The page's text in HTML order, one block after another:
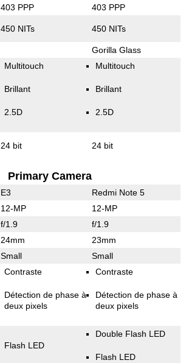
403 PPP 403 PPP
450 NITs 450 NITs
Gorilla Glass
Multitouch
Brillant
2.5D
Multitouch
Brillant
2.5D
24 bit 24 bit
Primary Camera
E3 Redmi Note 5
12-MP 12-MP
f/1.9 f/1.9
24mm 23mm
Small Small
Contraste
Détection de phase à
deux pixels
Contraste
Détection de phase à
deux pixels
Flash LED
Double Flash LED
Flash LED